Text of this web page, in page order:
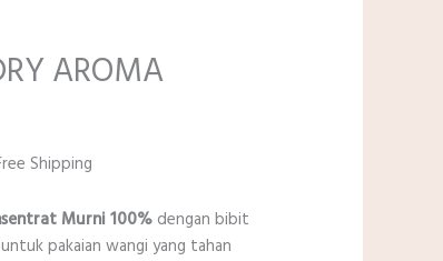
AROMA
Shipping
Murni 100% dengan bibit
pakaian wangi yang tahan